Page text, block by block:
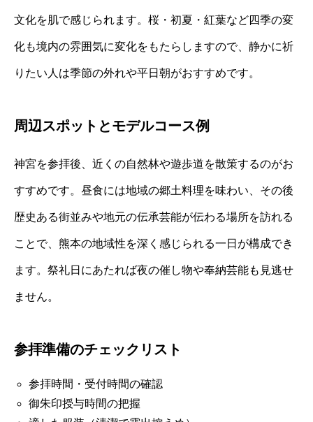
文化を肌で感じられます。桜・初夏・紅葉など四季の変
化も境内の雰囲気に変化をもたらしますので、静かに祈
りたい人は季節の外れや平日朝がおすすめです。
周辺スポットとモデルコース例
神宮を参拝後、近くの自然林や遊歩道を散策するのがお
すすめです。昼食には地域の郷土料理を味わい、その後
歴史ある街並みや地元の伝承芸能が伝わる場所を訪れる
ことで、熊本の地域性を深く感じられる一日が構成でき
ます。祭礼日にあたれば夜の催し物や奉納芸能も見逃せ
ません。
参拝準備のチェックリスト
参拝時間・受付時間の確認
御朱印授与時間の把握